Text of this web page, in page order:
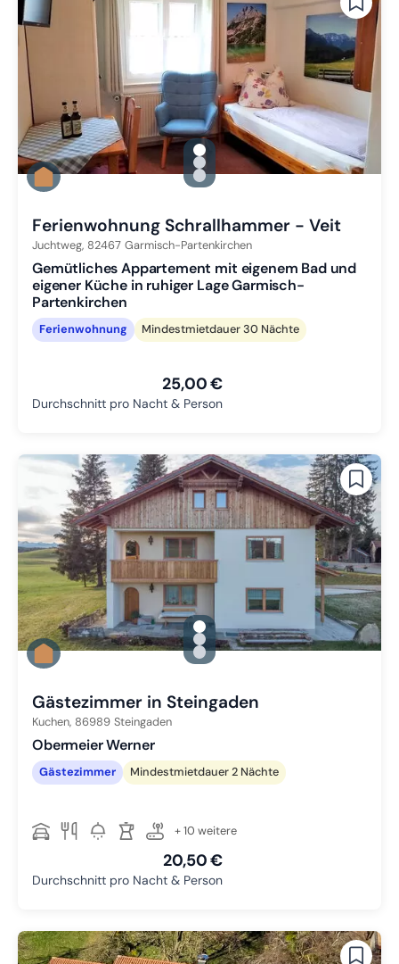
gallery.slide_selector
Zu Slide 1 wechseln
Zu Slide 2 wechseln
Zu Slide 3 wechseln
Ferienwohnung Schrallhammer - Veit
Juchtweg, 82467 Garmisch-Partenkirchen
Gemütliches Appartement mit eigenem Bad und
eigener Küche in ruhiger Lage Garmisch-
Partenkirchen
Ferienwohnung Mindestmietdauer 30 Nächte
25,00 €
Durchschnitt pro Nacht & Person
gallery.slide_selector
Zu Slide 1 wechseln
Zu Slide 2 wechseln
Zu Slide 3 wechseln
Gästezimmer in Steingaden
Kuchen, 86989 Steingaden
Obermeier Werner
Gästezimmer Mindestmietdauer 2 Nächte
+ 10 weitere
20,50 €
Durchschnitt pro Nacht & Person